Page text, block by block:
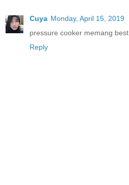
Cuya Monday, April 15, 2019
pressure cooker memang best..
Reply